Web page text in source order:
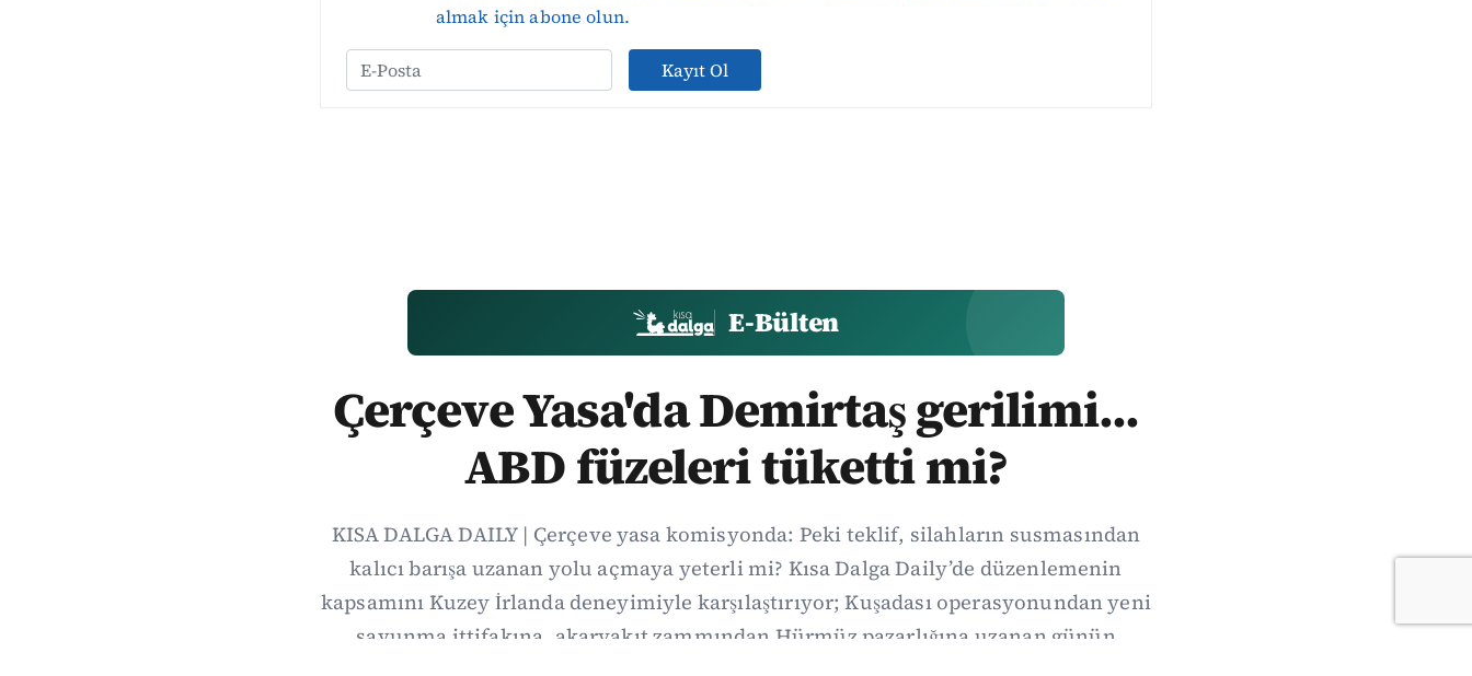
almak için abone olun.
Kayıt Ol
E-Bülten
Çerçeve Yasa'da Demirtaş gerilimi...
ABD füzeleri tüketti mi?
KISA DALGA DAILY | Çerçeve yasa komisyonda: Peki teklif, silahların susmasından
kalıcı barışa uzanan yolu açmaya yeterli mi? Kısa Dalga Daily’de düzenlemenin
kapsamını Kuzey İrlanda deneyimiyle karşılaştırıyor; Kuşadası operasyonundan yeni
savunma ittifakına, akaryakıt zammından Hürmüz pazarlığına uzanan günün